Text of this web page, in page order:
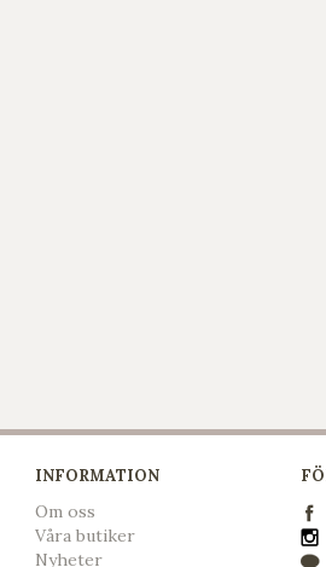
INFORMATION
Om oss
Våra butiker
Nyheter